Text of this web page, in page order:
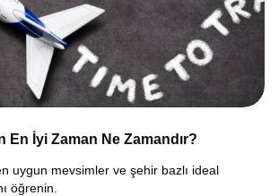
En İyi Zaman Ne Zamandır?
uygun mevsimler ve şehir bazlı ideal
öğrenin.